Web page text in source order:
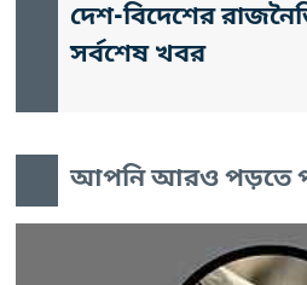
দেশ-বিদেশের
সর্বশেষ খবর
আপনি আরও পড়তে